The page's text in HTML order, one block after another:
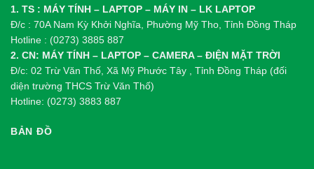
1. TS : MÁY TÍNH – LAPTOP – MÁY IN – LK LAPTOP
Đ/c : 70A Nam Kỳ Khởi Nghĩa, Phường Mỹ Tho, Tỉnh Đồng Tháp
Hotline : (0273) 3885 887
2. CN: MÁY TÍNH – LAPTOP – CAMERA – ĐIỆN MẶT TRỜI
Đ/c: 02 Trừ Văn Thố, Xã Mỹ Phước Tây , Tỉnh Đồng Tháp (đối
diện trường THCS Trừ Văn Thố)
Hotline: (0273) 3883 887
BẢN ĐỒ